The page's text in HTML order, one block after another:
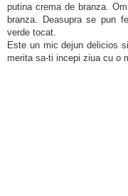
putina crema de branza.
branza. Deasupra se pun
verde tocat.
Este un mic dejun delicios
merita sa-ti incepi ziua cu o